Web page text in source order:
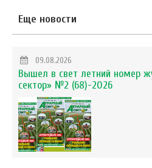
Еще новости
09.08.2026
Вышел в свет летний номер
сектор» №2 (68)-2026